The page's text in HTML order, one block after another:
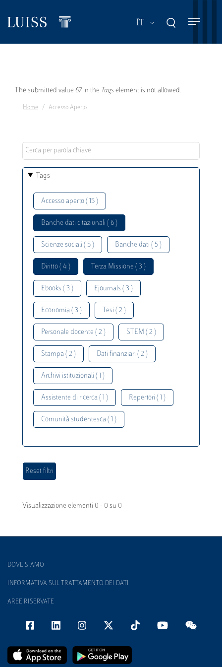
contenuto
IT Mostra ulteriori
Messaggio
di
The submitted value 67 in the Tags element is not allowed.
Home Accesso Aperto
Tags
Accesso aperto ( 15 )
Banche dati citazionali ( 6 )
Scienze sociali ( 5 ) Banche dati ( 5 )
Diritto ( 4 ) Terza Missione ( 3 )
Ebooks ( 3 ) Ejournals ( 3 )
Economia ( 3 ) Tesi ( 2 )
Personale docente ( 2 ) STEM ( 2 )
Stampa ( 2 ) Dati finanziari ( 2 )
Archivi istituzionali ( 1 )
Assistente di ricerca ( 1 ) Repertori ( 1 )
Comunità studentesca ( 1 )
Visualizzazione elementi 0 - 0 su 0
DOVE SIAMO
INFORMATIVA SUL TRATTAMENTO DEI DATI
AREE RISERVATE